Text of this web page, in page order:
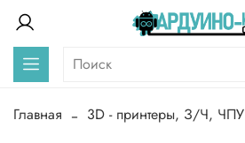
Главная 3D - принтеры, З/Ч, ЧПУ